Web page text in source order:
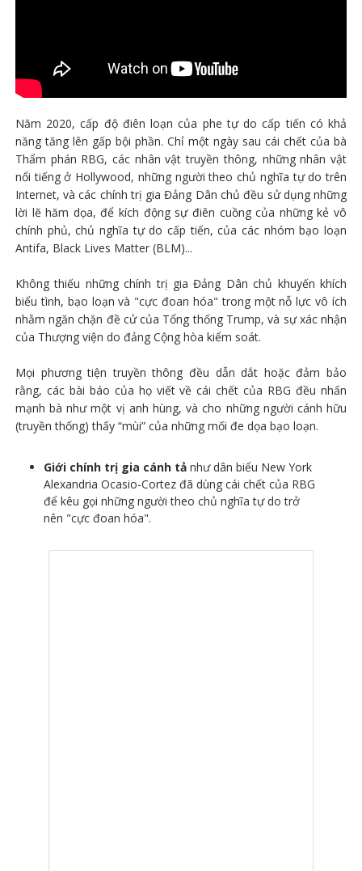
Năm 2020, cấp độ điên loạn của phe tự do cấp tiến có khả
năng tăng lên gấp bội phần. Chỉ một ngày sau cái chết của bà
Thẩm phán RBG, các nhân vật truyền thông, những nhân vật
nổi tiếng ở Hollywood, những người theo chủ nghĩa tự do trên
Internet, và các chính trị gia Đảng Dân chủ đều sử dụng những
lời lẽ hăm dọa, để kích động sự điên cuồng của những kẻ vô
chính phủ, chủ nghĩa tự do cấp tiến, của các nhóm bạo loạn
Antifa, Black Lives Matter (BLM)...
Không thiếu những chính trị gia Đảng Dân chủ khuyến khích
biểu tình, bạo loạn và "cực đoan hóa" trong một nỗ lực vô ích
nhằm ngăn chặn đề cử của Tổng thống Trump, và sự xác nhận
của Thượng viện do đảng Cộng hòa kiểm soát.
Mọi phương tiện truyền thông đều dẫn dắt hoặc đảm bảo
rằng, các bài báo của họ viết về cái chết của RBG đều nhấn
mạnh bà như một vị anh hùng, và cho những người cánh hữu
(truyền thống) thấy “mùi” của những mối đe dọa bạo loạn.
Giới chính trị gia cánh tảnhư dân biểu New York
Alexandria Ocasio-Cortez đã dùng cái chết của RBG
để kêu gọi những người theo chủ nghĩa tự do trở
nên "cực đoan hóa".